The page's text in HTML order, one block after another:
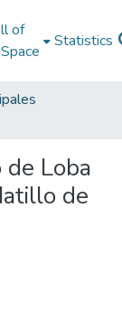
of
Statistics
Loba
de